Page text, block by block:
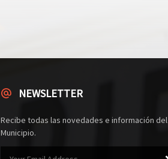
NEWSLETTER
Recibe todas las novedades e información del
Municipio.